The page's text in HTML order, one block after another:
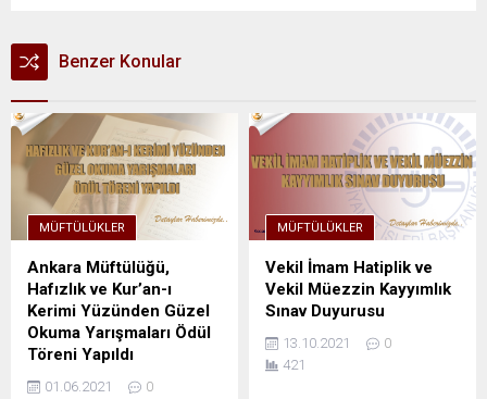
Benzer Konular
MÜFTÜLÜKLER
Ankara Müftülüğü,
Hafızlık ve Kur’an-ı
Kerimi Yüzünden Güzel
Okuma Yarışmaları Ödül
Töreni Yapıldı
01.06.2021
0
MÜFTÜLÜKLER
Vekil İmam Hatiplik ve
Vekil Müezzin Kayyımlık
Sınav Duyurusu
13.10.2021
0
421